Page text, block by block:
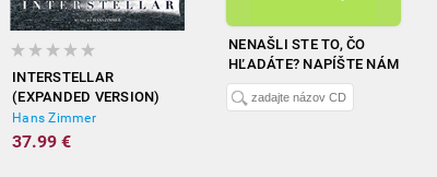
INTERSTELLAR
(EXPANDED VERSION)
Hans Zimmer
37.99 €
NENAŠLI STE TO, ČO
HĽADÁTE? NAPÍŠTE NÁM